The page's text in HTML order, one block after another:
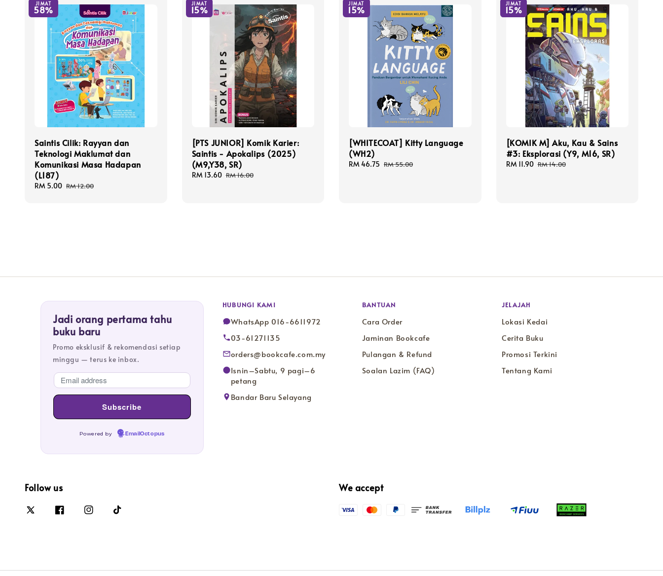
JIMAT
58%
Saintis Cilik: Rayyan dan
Teknologi Maklumat dan
Komunikasi Masa Hadapan
(L187)
Sale
RM 5.00 Regular
RM 12.00
JIMAT
15%
[PTS JUNIOR] Komik Karier:
Saintis - Apokalips (2025)
(M9,Y38, SR)
Sale
RM 13.60 Regular
RM 16.00
JIMAT
15%
[WHITECOAT] Kitty Language
(WH2)
Sale
RM 46.75 Regular
RM 55.00
JIMAT
15%
[KOMIK M] Aku, Kau & Sains
#3: Eksplorasi (Y9, M16, SR)
Sale
RM 11.90 Regular
RM 14.00
Jadi orang pertama tahu
buku baru
Promo eksklusif & rekomendasi setiap
minggu — terus ke inbox.
Powered by EmailOctopus
HUBUNGI KAMI
WhatsApp 016-6611972
03-61271135
orders@bookcafe.com.my
Isnin–Sabtu, 9 pagi–6
petang
Bandar Baru Selayang
BANTUAN
Cara Order
Jaminan Bookcafe
Pulangan & Refund
Soalan Lazim (FAQ)
JELAJAH
Lokasi Kedai
Cerita Buku
Promosi Terkini
Tentang Kami
Follow us We accept